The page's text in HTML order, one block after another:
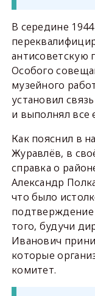
В середине
антисоветскую
Особого
музейного
установил
и выполнял все
Как пояснил в
Журавлёв, в
справка о
Александр
что было
того, будучи
Иванович
которые
комитет.